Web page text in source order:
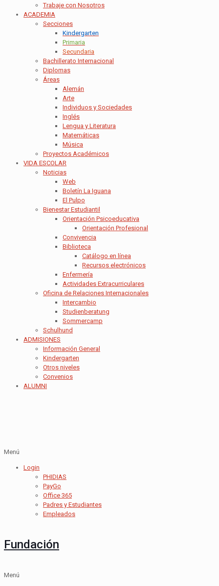
Trabaje con Nosotros
ACADEMIA
Secciones
Kindergarten
Primaria
Secundaria
Bachillerato Internacional
Diplomas
Áreas
Alemán
Arte
Individuos y Sociedades
Inglés
Lengua y Literatura
Matemáticas
Música
Proyectos Académicos
VIDA ESCOLAR
Noticias
Web
Boletín La Iguana
El Pulpo
Bienestar Estudiantil
Orientación Psicoeducativa
Orientación Profesional
Convivencia
Biblioteca
Catálogo en línea
Recursos electrónicos
Enfermería
Actividades Extracurriculares
Oficina de Relaciones Internacionales
Intercambio
Studienberatung
Sommercamp
Schulhund
ADMISIONES
Información General
Kindergarten
Otros niveles
Convenios
ALUMNI
Menú
Login
PHIDIAS
PayGo
Office 365
Padres y Estudiantes
Empleados
Fundación
Menú